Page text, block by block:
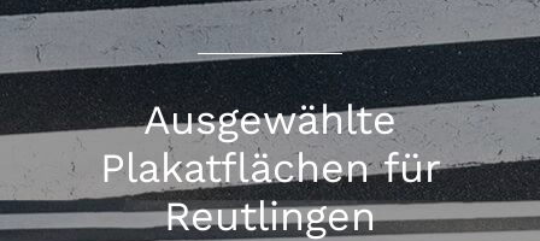
Ausgewählte
Plakatflächen für
Reutlingen